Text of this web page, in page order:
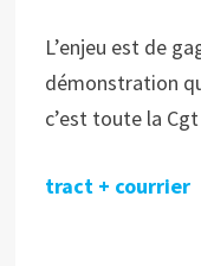
L’enjeu est de
démonstration
c’est toute la
tract + courrier